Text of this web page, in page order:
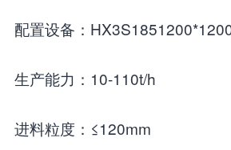
配置设备：
生产能力：10-110t/h
进料粒度：≤120mm